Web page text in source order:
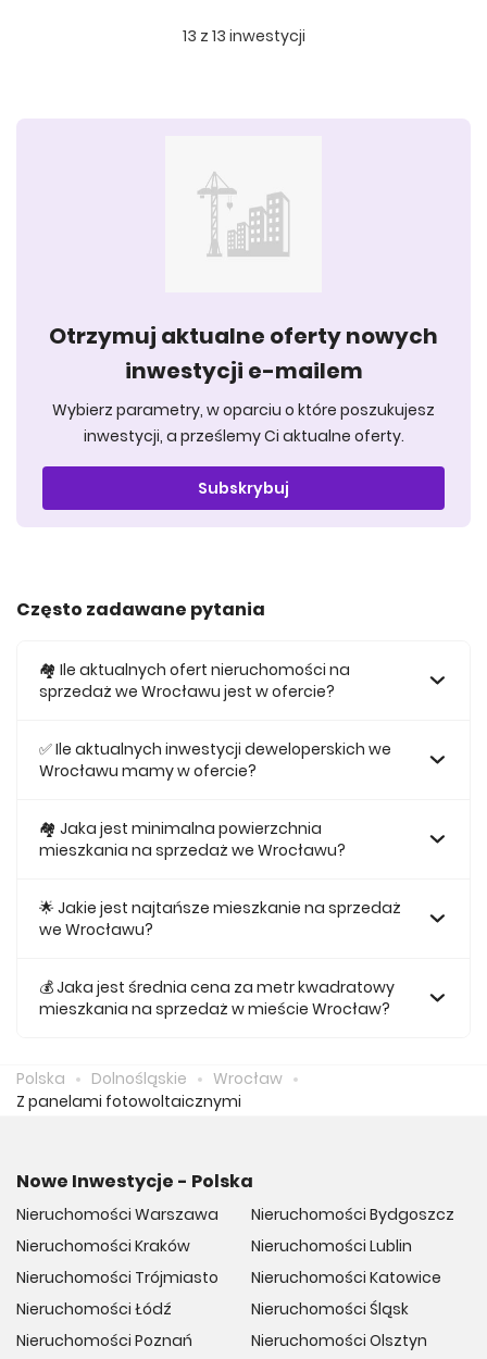
13 z 13 inwestycji
Otrzymuj aktualne oferty nowych
inwestycji e-mailem
Wybierz parametry, w oparciu o które poszukujesz
inwestycji, a prześlemy Ci aktualne oferty.
Subskrybuj
Często zadawane pytania
🏘️ Ile aktualnych ofert nieruchomości na
sprzedaż we Wrocławu jest w ofercie?
we Wrocławu.
✅ Ile aktualnych inwestycji deweloperskich we
Wrocławu mamy w ofercie?
deweloperskich we Wrocławu.
🏘 Jaka jest minimalna powierzchnia
mieszkania na sprzedaż we Wrocławu?
Wrocławu jest 26,5.
🌟 Jakie jest najtańsze mieszkanie na sprzedaż
we Wrocławu?
ofercie kosztuje 385 303 zł.
💰 Jaka jest średnia cena za metr kwadratowy
mieszkania na sprzedaż w mieście Wrocław?
Polska Dolnośląskie
Wrocław
Z panelami fotowoltaicznymi
Nowe Inwestycje - Polska
Nieruchomości Warszawa
Nieruchomości Kraków
Nieruchomości Trójmiasto
Nieruchomości Łódź
Nieruchomości Poznań
Nieruchomości Bydgoszcz
Nieruchomości Lublin
Nieruchomości Katowice
Nieruchomości Śląsk
Nieruchomości Olsztyn